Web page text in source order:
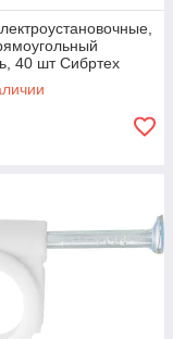
40 шт Сибртех